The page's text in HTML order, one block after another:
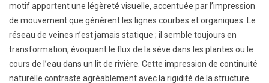
motif apportent une légèreté visuelle, accentuée par l’impression
de mouvement que génèrent les lignes courbes et organiques. Le
réseau de veines n’est jamais statique ; il semble toujours en
transformation, évoquant le flux de la sève dans les plantes ou le
cours de l’eau dans un lit de rivière. Cette impression de continuité
naturelle contraste agréablement avec la rigidité de la structure